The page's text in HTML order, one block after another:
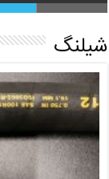
شیلنگ